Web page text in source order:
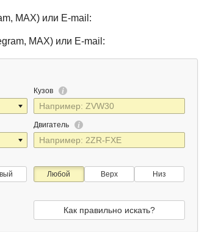
MAX) или E-mail:
MAX) или E-mail:
Кузов
Двигатель
Любой Верх Низ
Как правильно искать?